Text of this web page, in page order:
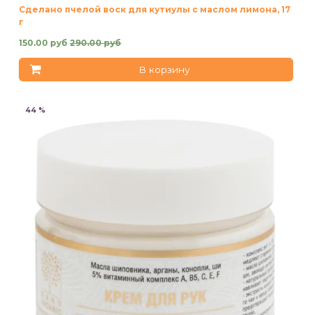
Сделано пчелой воск для кутиулы с маслом лимона, 17
г
150.00 руб 290.00 руб
В корзину
44 %